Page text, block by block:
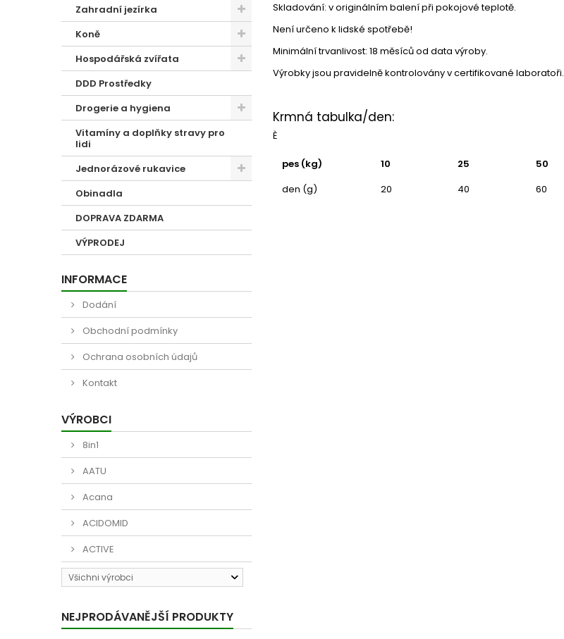
Zahradní jezírka
Koně
Hospodářská zvířata
DDD Prostředky
Drogerie a hygiena
Vitamíny a doplňky stravy pro
lidi
Jednorázové rukavice
Obinadla
DOPRAVA ZDARMA
VÝPRODEJ
INFORMACE
Dodání
Obchodní podmínky
Ochrana osobních údajů
Kontakt
VÝROBCI
8in1
AATU
Acana
ACIDOMID
ACTIVE
Všichni výrobci
NEJPRODÁVANĚJŠÍ PRODUKTY
Skladování: v originálním balení při pokojové teplotě.
Není určeno k lidské spotřebě!
Minimální trvanlivost: 18 měsíců od data výroby.
Výrobky jsou pravidelně kontrolovány v certifikované laboratoři.
Krmná tabulka/den:
È
pes (kg) 10 25
50
den (g)
20 40 60